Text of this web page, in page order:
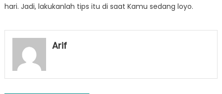
hari. Jadi, lakukanlah tips itu di saat Kamu sedang loyo.
Arif